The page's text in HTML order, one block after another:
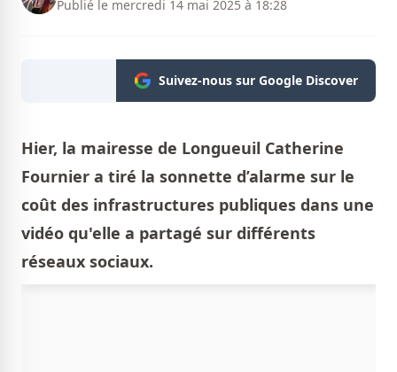
Publié le mercredi 14 mai 2025 à 18:28
Suivez-nous sur Google Discover
Hier, la mairesse de Longueuil Catherine
Fournier a tiré la sonnette d’alarme sur le
coût des infrastructures publiques dans une
vidéo qu'elle a partagé sur différents
réseaux sociaux.